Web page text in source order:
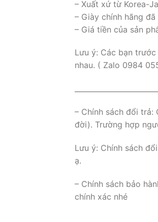
– Xuất xứ từ Korea-
– Giày chính hãng
– Giá tiền của sản
Lưu ý: Các bạn
nhau. ( Zalo 0984
– Chính sách đổi trả:
đời). Trường hợp
Lưu ý: Chính sách
ạ.
– Chính sách bảo
chính xác nhé